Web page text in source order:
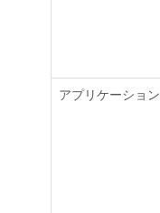
アプリケーション